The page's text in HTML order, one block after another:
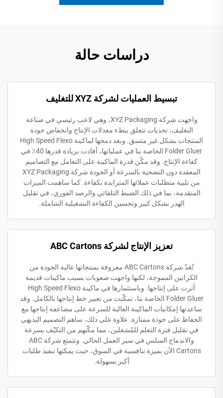
دراسات حالة
تبسيط العمليات لشركة XYZ للتغليف
واجهت شركة XYZ Packaging، وهي لاعب رئيسي في صناعة
التغليف، تحديات تتعلق ببطء معدلات الإنتاج وانخفاض جودة
المنتجات بشكل غير متسق. وبعد دمجها لماكينة High Speed Flexo
Folder Gluer الخاصة بنا في عملياتها، أفادت بزيادة قدرها 40٪ في
كفاءة الإنتاج. وقد مكّن قدرة الماكينة على التعامل مع التصاميم
المعقدة دون التضحية بالسرعة أو الجودة شركة XYZ Packaging
من تلبية متطلبات عملائها المتزايدة بكفاءة. كما ساهمت الميزات
المتقدمة، بما في ذلك الضبط التلقائي والرصد الفوري، في تقليل
الهدر بشكل كبير وتحسين الكفاءة التشغيلية الشاملة.
تعزيز الإنتاج لشركة ABC Cartons
تُعَدّ شركة ABC Cartons معروفة بمنتجاتها عالية الجودة من
الكراتين المموجة، لكنها واجهت صعوبات بسبب ماكينات قديمة
أثرت على إنتاجها. وباستثمارها في ماكينة High Speed Flexo
Folder Gluer الخاصة بنا، تمكّنت من تغيير خط إنتاجها بالكامل. وقد
ساعدتها إمكانيات الماكينة العالية للسرعة على مضاعفة إنتاجها مع
الحفاظ على جودة ممتازة. علاوة على ذلك، ساهم التصميم البديهي
في تقليل فترة التعلم للمُشغلين، مما مكّنهم من التكيّف بسرعة
والاندماج السلس في سير العمل الحالي. وتتمتع شركة ABC
Cartons الآن بميزة تنافسية في السوق، حيث يمكنها تنفيذ طلبات
أكبر بسهولة.